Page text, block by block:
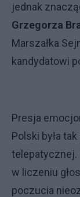
jednak
Grzegorza
Marszałka
kandydatowi
Presja
Polski była
telepatycznej.
w liczeniu
poczucia